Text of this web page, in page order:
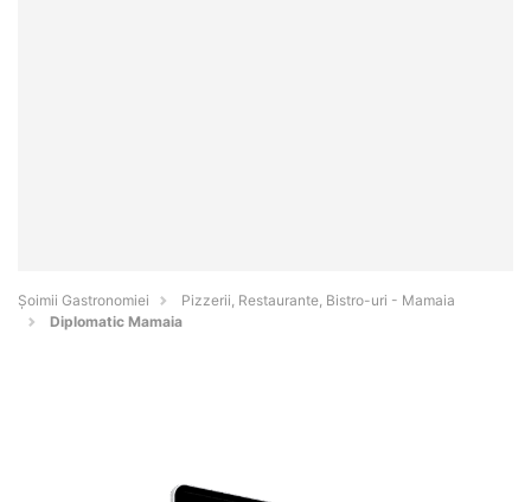
Șoimii Gastronomiei
Pizzerii, Restaurante, Bistro-uri - Mamaia
Diplomatic Mamaia